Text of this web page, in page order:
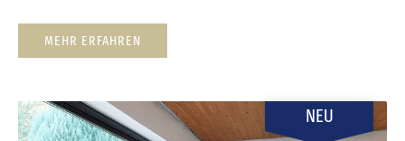
MEHR ERFAHREN
NEU